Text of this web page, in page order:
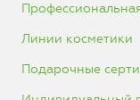
Линии косметики
Подарочные